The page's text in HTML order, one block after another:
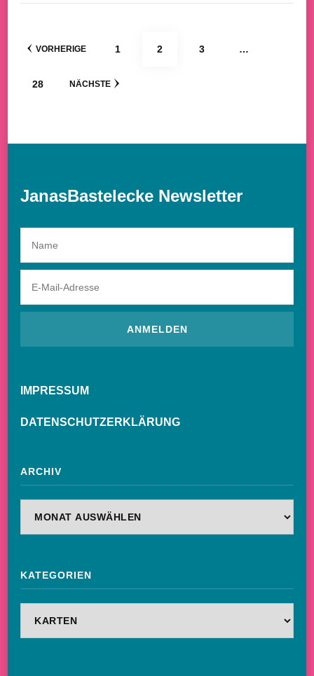
Seitennummerierung
Beiträge
VORHERIGE SEITE
1 SEITE
2 SEITE
3 …
SEITE
28 NÄCHSTE
JanasBastelecke Newsletter
IMPRESSUM
DATENSCHUTZERKLÄRUNG
ARCHIV
KATEGORIEN